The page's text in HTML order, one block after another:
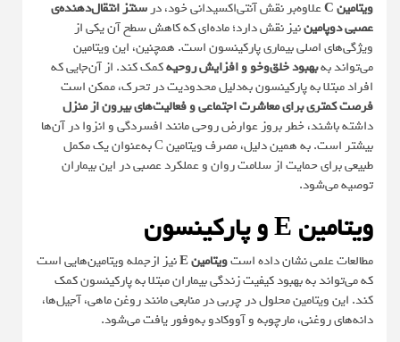
ویتامین C علاوه‌بر نقش آنتی‌اکسیدانی خود، درسنتز انتقال‌دهنده‌ی
عصبی دوپامیننیز نقش دارد؛ ماده‌ای که کاهش سطح آن یکی از
ویژگی‌های اصلی بیماری پارکینسون است. همچنین، این ویتامین
می‌تواند بهبهبود خلق‌وخو و افزایش روحیهکمک کند. از آن‌جایی که
افراد مبتلا به پارکینسون به‌دلیل محدودیت در تحرک، ممکن است
فرصت کمتری برای معاشرت اجتماعی و فعالیت‌های بیرون از منزل
داشته باشند، خطر بروز عوارض روحی مانند افسردگی و انزوا در آن‌ها
بیشتر است. به همین دلیل، مصرف ویتامین C به‌عنوان یک مکمل
طبیعی برای حمایت از سلامت روان و عملکرد عصبی در این بیماران
توصیه می‌شود.
ویتامین E و پارکینسون
مطالعات علمی نشان داده استویتامین E
نیز ازجمله ویتامین‌هایی است
که می‌تواند به بهبود کیفیت زندگی بیماران مبتلا به پارکینسون کمک
کند. این ویتامین محلول در چربی در منابعی مانند روغن ماهی، آجیل‌ها،
دانه‌های روغنی، مارچوبه و آووکادو به‌وفور یافت می‌شود.